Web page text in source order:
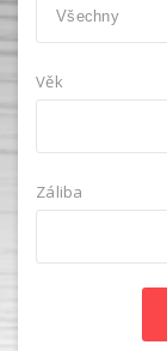
Věk
Záliba